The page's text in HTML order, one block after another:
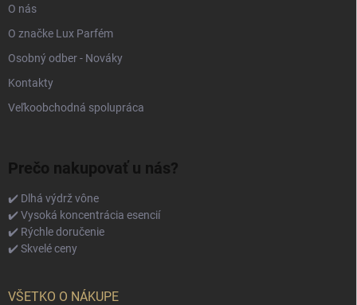
O nás
O značke Lux Parfém
Osobný odber - Nováky
Kontakty
Veľkoobchodná spolupráca
Prečo nakupovať u nás?
✔️ Dlhá výdrž vône
✔️ Vysoká koncentrácia esencií
✔️ Rýchle doručenie
✔️ Skvelé ceny
VŠETKO O NÁKUPE